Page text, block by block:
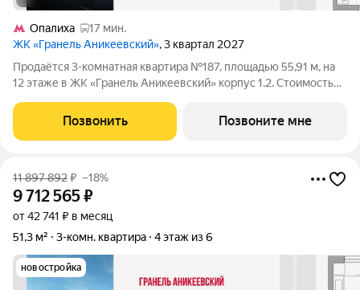
Опалиха
17 мин.
ЖК «Гранель Аникеевский», 3 квартал 2027
Продаётся 3-комнатная квартира №187, площадью 55,91 м, на
12 этаже в ЖК «Гранель Аникеевский» корпус 1.2. Стоимость
односторонняя, окна во двор. Проект расположился в
экологически чистом районе
Позвонить Позвоните мне
11 897 892₽ –18%
9 712 565₽
от 42 741 ₽ в месяц
51,3 м²
3-комн. квартира 4 этаж из 6
новостройка